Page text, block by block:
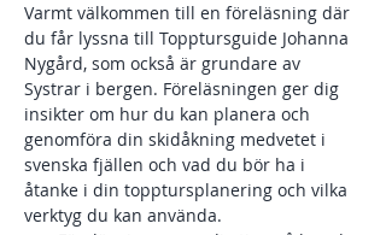
Varmt välkommen till en föreläsning där
du får lyssna till Topptursguide Johanna
Nygård, som också är grundare av
Systrar i bergen. Föreläsningen ger dig
insikter om hur du kan planera och
genomföra din skidåkning medvetet i
svenska fjällen och vad du bör ha i
åtanke i din topptursplanering och vilka
verktyg du kan använda.